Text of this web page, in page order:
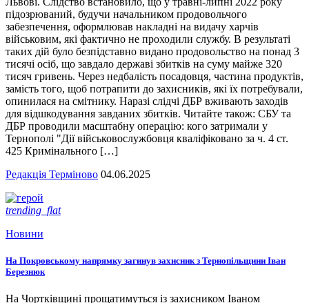
підозрюваний, будучи начальником продовольчого
забезпечення, оформлював накладні на видачу харчів
військовим, які фактично не проходили службу. В результаті
таких дій було безпідставно видано продовольство на понад 3
тисячі осіб, що завдало державі збитків на суму майже 320
тисяч гривень. Через недбалість посадовця, частина продуктів,
замість того, щоб потрапити до захисників, які їх потребували,
опинилася на смітнику. Наразі слідчі ДБР вживають заходів
для відшкодування завданих збитків. Читайте також: СБУ та
ДБР проводили масштабну операцію: кого затримали у
Тернополі "Дії військовослужбовця кваліфіковано за ч. 4 ст.
425 Кримінального […]
Редакція Терміново 04.06.2025
trending_flat
Новини
На Покровському напрямку загинув захисник з Тернопільщини Іван
Березнюк
На Чортківщині прощатимуться із захисником Іваном